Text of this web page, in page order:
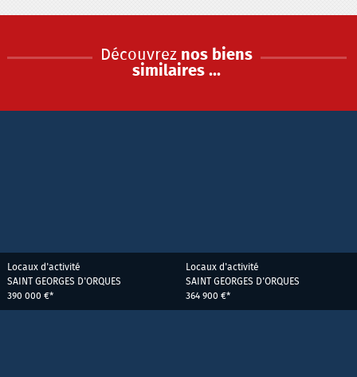
Découvrez nos biens
similaires ...
Locaux d'activité
SAINT GEORGES D'ORQUES
390 000 €*
Locaux d'activité
SAINT GEORGES D'ORQUES
364 900 €*